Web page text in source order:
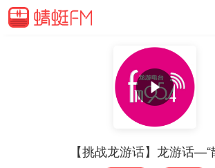
【挑战龙游话】龙游话—“